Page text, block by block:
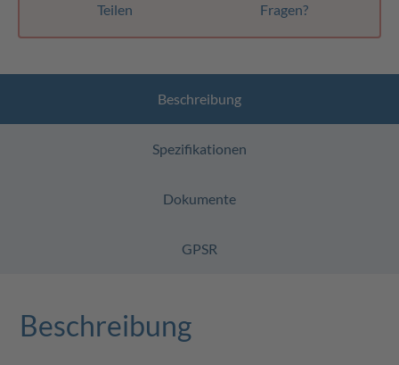
Teilen Fragen?
Beschreibung
Spezifikationen
Dokumente
GPSR
Beschreibung